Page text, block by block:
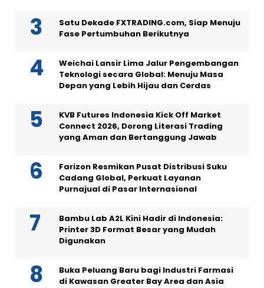
Satu Dekade FXTRADING.com, Siap Menuju
Fase Pertumbuhan Berikutnya
Weichai Lansir Lima Jalur Pengembangan
Teknologi secara Global: Menuju Masa
Depan yang Lebih Hijau dan Cerdas
KVB Futures Indonesia Kick Off Market
Connect 2026, Dorong Literasi Trading
yang Aman dan Bertanggung Jawab
Farizon Resmikan Pusat Distribusi Suku
Cadang Global, Perkuat Layanan
Purnajual di Pasar Internasional
Bambu Lab A2L Kini Hadir di Indonesia:
Printer 3D Format Besar yang Mudah
Digunakan
Buka Peluang Baru bagi Industri Farmasi
di Kawasan Greater Bay Area dan Asia